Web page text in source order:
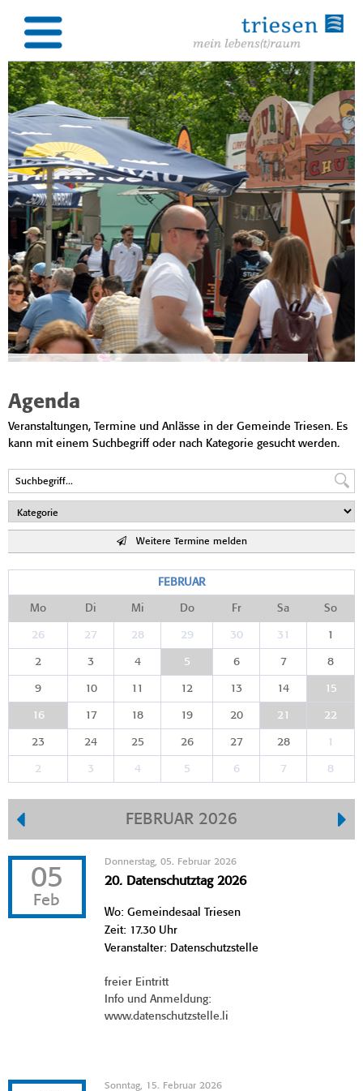
Agenda
Veranstaltungen, Termine und Anlässe in der Gemeinde Triesen. Es
kann mit einem Suchbegriff oder nach Kategorie gesucht werden.
Weitere Termine melden
FEBRUAR
Mo Di Mi Do Fr Sa So
26 27 28 29 30 31 1
2 3 4 5 6 7 8
9 10 11 12 13 14 15
16 17 18 19 20 21 22
23 24 25 26 27 28 1
2 3 4 5 6 7 8
FEBRUAR 2026
05
Feb
Donnerstag, 05. Februar 2026
20. Datenschutztag 2026
Wo: Gemeindesaal Triesen
Zeit: 17.30 Uhr
Veranstalter: Datenschutzstelle
freier Eintritt
Info und Anmeldung:
www.datenschutzstelle.li
Sonntag, 15. Februar 2026